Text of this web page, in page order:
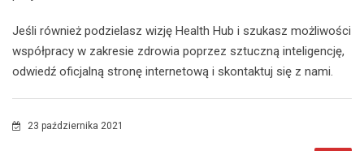
Jeśli również podzielasz wizję Health Hub i szukasz możliwości
współpracy w zakresie zdrowia poprzez sztuczną inteligencję,
odwiedź oficjalną stronę internetową i skontaktuj się z nami.
23 października 2021